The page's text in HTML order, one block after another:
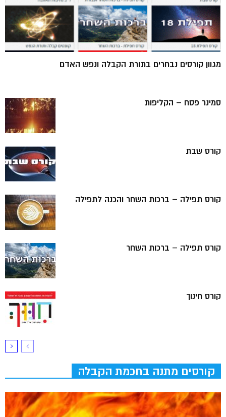
מגוון קורסים נבחרים בתורת הקבלה ונפש האדם
סמינר פסח – הקליפות
קורס שבת
קורס תפילה – ברכות השחר והכנה לתפילה
קורס תפילה – ברכות השחר
קורס חינוך
קורסים מתנה בחכמת הקבלה